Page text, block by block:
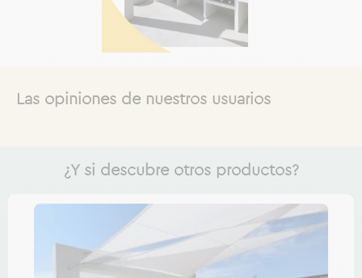
Las opiniones de nuestros usuarios
¿Y si descubre otros productos?